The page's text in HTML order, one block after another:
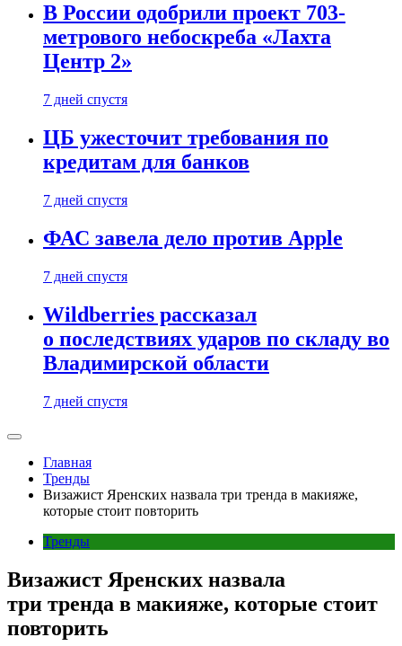
В России одобрили проект 703-
метрового небоскреба «Лахта
Центр 2»
7 дней спустя
ЦБ ужесточит требования по
кредитам для банков
7 дней спустя
ФАС завела дело против Apple
7 дней спустя
Wildberries рассказал
о последствиях ударов по складу во
Владимирской области
7 дней спустя
Главная
Тренды
Визажист Яренских назвала три тренда в макияже,
которые стоит повторить
Тренды
Визажист Яренских назвала
три тренда в макияже, которые стоит
повторить